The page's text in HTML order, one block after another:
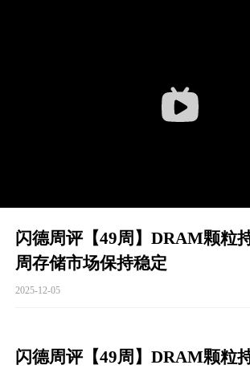
闪德周评【49周】DRAM颗粒
周存储市场保持稳定
2025-12-05
闪德周评【49周】DRAM颗粒